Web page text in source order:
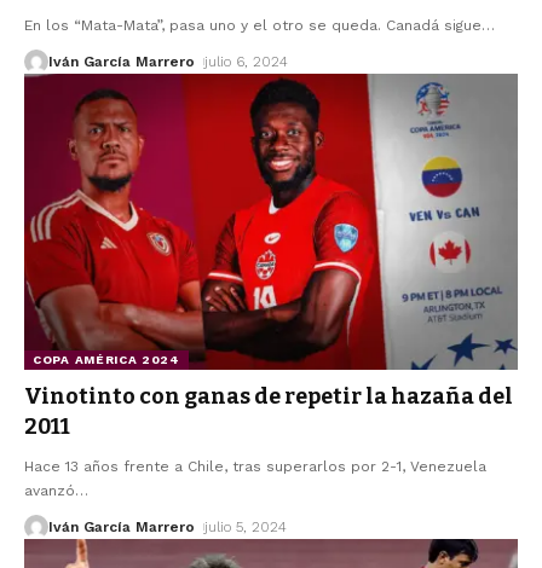
En los “Mata-Mata”, pasa uno y el otro se queda. Canadá sigue…
Iván García Marrero julio 6, 2024
COPA AMÉRICA 2024
Vinotinto con ganas de repetir la hazaña del
2011
Hace 13 años frente a Chile, tras superarlos por 2-1, Venezuela
avanzó…
Iván García Marrero julio 5, 2024